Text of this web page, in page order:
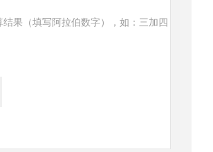
结果（填写阿拉伯数字），如：三加四